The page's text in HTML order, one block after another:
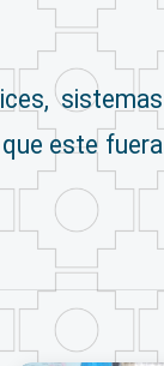
sistemas
este fuera